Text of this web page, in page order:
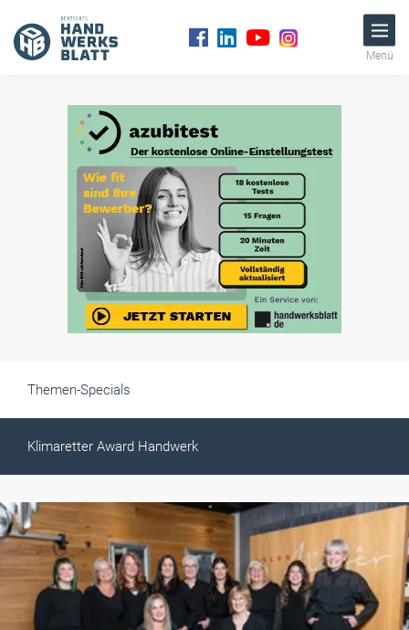
Menü
Themen-Specials
Klimaretter Award Handwerk